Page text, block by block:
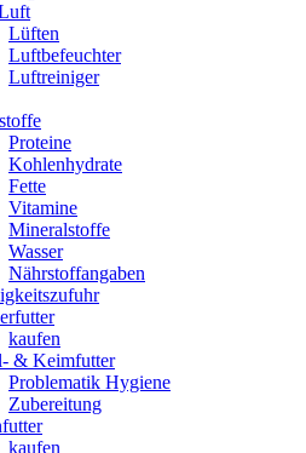
Lüften
Luftbefeuchter
Luftreiniger
Proteine
Kohlenhydrate
Fette
Vitamine
Mineralstoffe
Wasser
Nährstoffangaben
kaufen
& Keimfutter
Problematik Hygiene
Zubereitung
kaufen